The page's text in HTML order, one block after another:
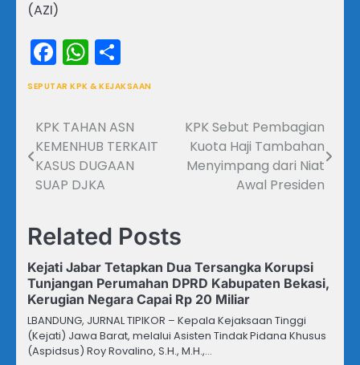
(AZI)
Facebook
WhatsApp
SEPUTAR KPK & KEJAKSAAN
Navigasi
pos
KPK TAHAN ASN
KEMENHUB TERKAIT
KASUS DUGAAN
SUAP DJKA
KPK Sebut Pembagian
Kuota Haji Tambahan
Menyimpang dari Niat
Awal Presiden
Related Posts
Kejati Jabar Tetapkan Dua Tersangka Korupsi
Tunjangan Perumahan DPRD Kabupaten Bekasi,
Kerugian Negara Capai Rp 20 Miliar
LBANDUNG, JURNAL TIPIKOR – Kepala Kejaksaan Tinggi
(Kejati) Jawa Barat, melalui Asisten Tindak Pidana Khusus
(Aspidsus) Roy Rovalino, S.H., M.H.,…